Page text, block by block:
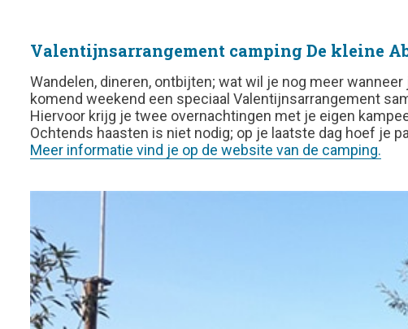
Valentijnsarrangement camping De kleine
Wandelen, dineren, ontbijten; wat wil je nog meer
komend weekend een speciaal Valentijnsarrangement
Hiervoor krijg je twee overnachtingen met je eigen
Ochtends haasten is niet nodig; op je laatste dag hoef je
Meer informatie vind je op de website van de camping.